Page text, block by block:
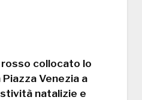
rosso collocato lo
Venezia a
natalizie e